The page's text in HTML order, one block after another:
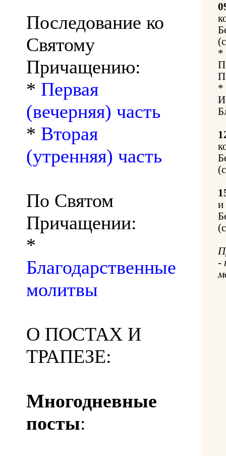
Последование ко
Святому
Причащению:
* Первая
(вечерняя) часть
* Вторая
(утренняя) часть
По Святом
Причащении:
*
Благодарственные
молитвы
О ПОСТАХ И
ТРАПЕЗЕ:
Многодневные
посты:
*
*
и
-